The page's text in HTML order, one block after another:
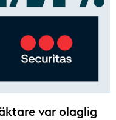
var olaglig